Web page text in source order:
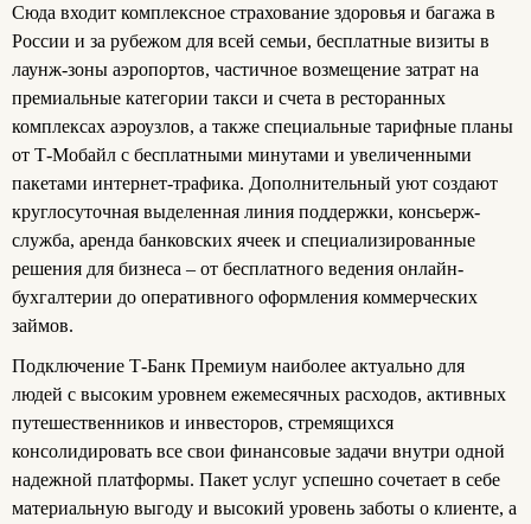
Сюда входит комплексное страхование здоровья и багажа в
России и за рубежом для всей семьи, бесплатные визиты в
лаунж-зоны аэропортов, частичное возмещение затрат на
премиальные категории такси и счета в ресторанных
комплексах аэроузлов, а также специальные тарифные планы
от Т‑Мобайл с бесплатными минутами и увеличенными
пакетами интернет-трафика. Дополнительный уют создают
круглосуточная выделенная линия поддержки, консьерж-
служба, аренда банковских ячеек и специализированные
решения для бизнеса – от бесплатного ведения онлайн-
бухгалтерии до оперативного оформления коммерческих
займов.
Подключение Т‑Банк Премиум наиболее актуально для
людей с высоким уровнем ежемесячных расходов, активных
путешественников и инвесторов, стремящихся
консолидировать все свои финансовые задачи внутри одной
надежной платформы. Пакет услуг успешно сочетает в себе
материальную выгоду и высокий уровень заботы о клиенте, а